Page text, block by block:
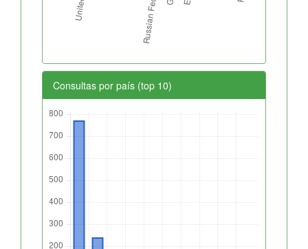
Consultas por país (top 10)